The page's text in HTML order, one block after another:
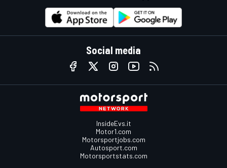
Social media
InsideEvs.it
Motor1.com
Motorsportjobs.com
Autosport.com
Motorsportstats.com